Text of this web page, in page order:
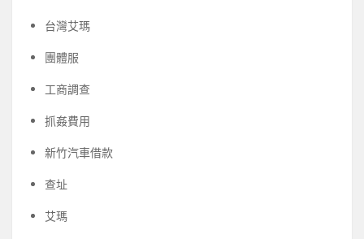
台灣艾瑪
團體服
工商調查
抓姦費用
新竹汽車借款
查址
艾瑪